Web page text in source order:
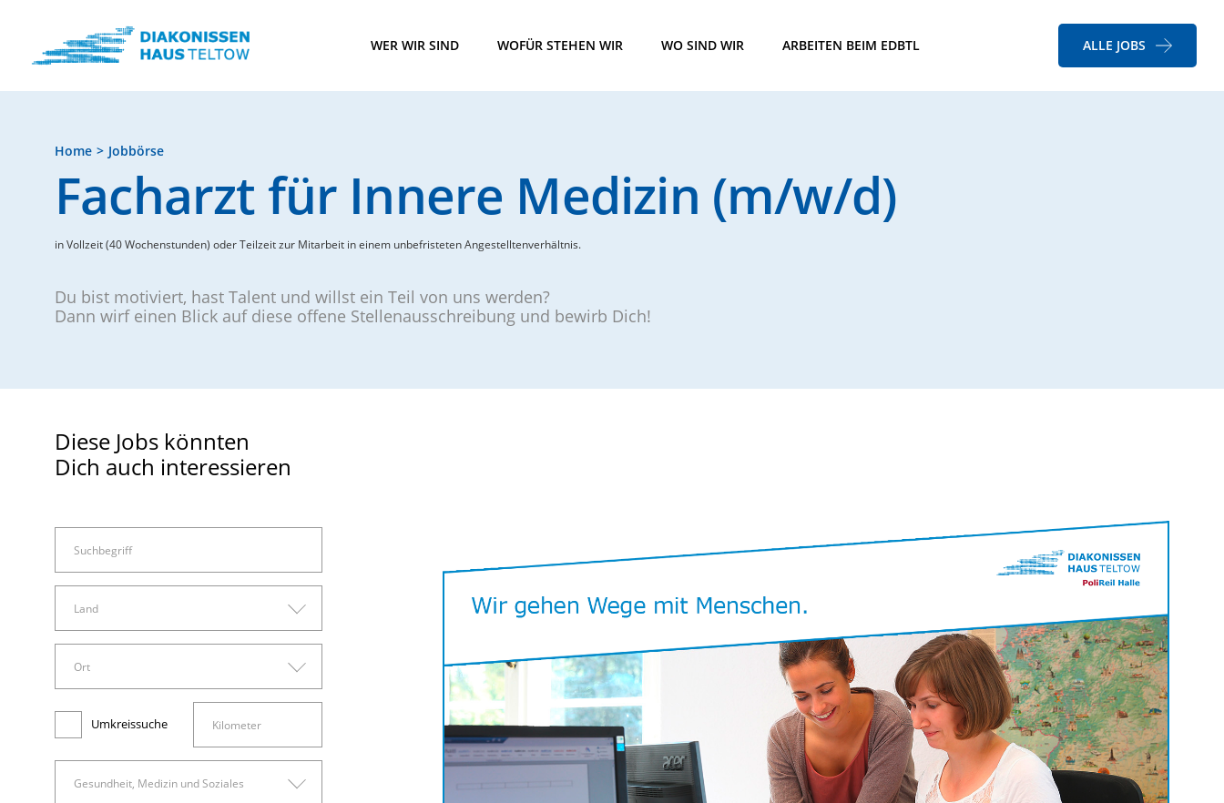
WER WIR SIND WOFÜR STEHEN WIR WO SIND WIR ARBEITEN BEIM EDBTL ALLE JOBS
Home Jobbörse
Facharzt für Innere Medizin (m/w/d)
in Vollzeit (40 Wochenstunden) oder Teilzeit zur Mitarbeit in einem unbefristeten Angestelltenverhältnis.
Du bist motiviert, hast Talent und willst ein Teil von uns werden?
Dann wirf einen Blick auf diese offene Stellenausschreibung und bewirb Dich!
Diese Jobs könnten
Dich auch interessieren
Land
Ort
Ort
Bad Belzig
Umkreissuche
Gesundheit, Medizin und Soziales
Arbeitswelt
Finanzen, Rechnungswesen und Controlling